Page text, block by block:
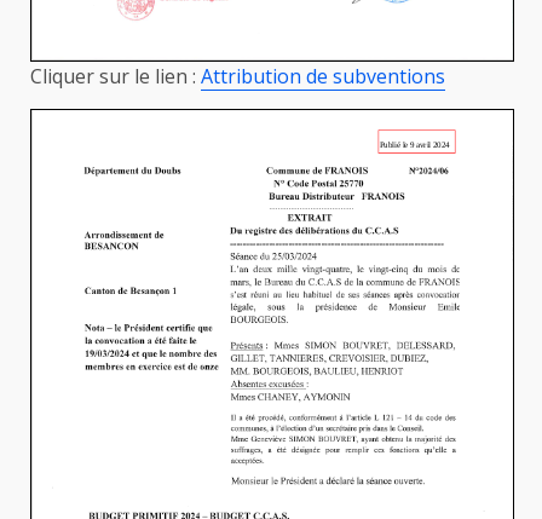
Cliquer sur le lien : Attribution de subventions